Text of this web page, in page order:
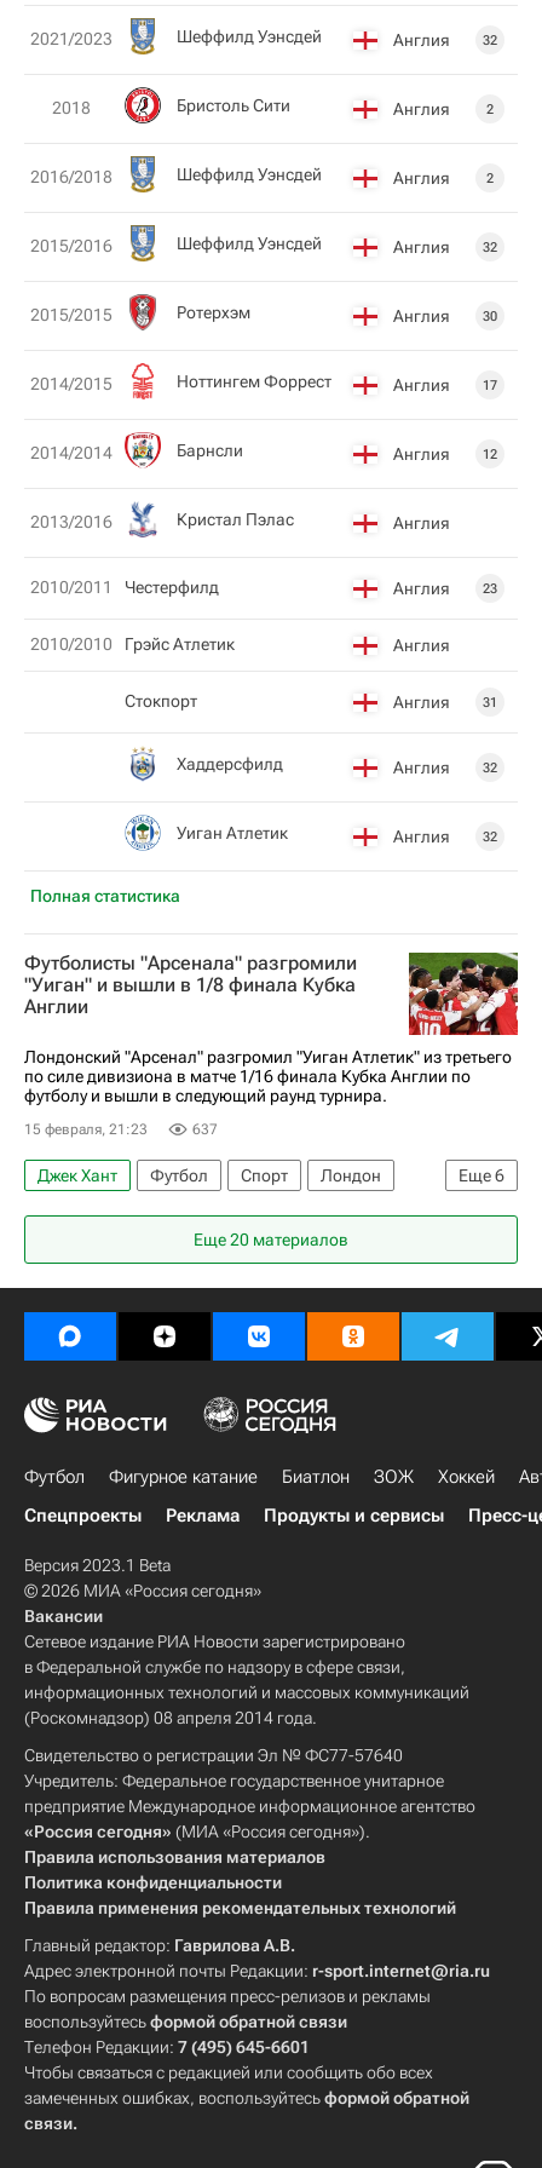
Полная статистика
2021/2023 Шеффилд Уэнсдей Англия 32
2018 Бристоль Сити Англия 2
2016/2018 Шеффилд Уэнсдей Англия 2
2015/2016 Шеффилд Уэнсдей Англия 32
2015/2015 Ротерхэм Англия 30
2014/2015 Ноттингем Форрест Англия 17
2014/2014 Барнсли Англия 12
2013/2016 Кристал Пэлас Англия
2010/2011 Честерфилд Англия 23
2010/2010 Грэйс Атлетик Англия
Стокпорт Англия 31
Хаддерсфилд Англия 32
Уиган Атлетик Англия 32
Футболисты "Арсенала" разгромили
"Уиган" и вышли в 1/8 финала Кубка
Англии
Лондонский "Арсенал" разгромил "Уиган Атлетик" из третьего
по силе дивизиона в матче 1/16 финала Кубка Англии по
футболу и вышли в следующий раунд турнира.
15 февраля, 21:23 637
Еще6
Джек Хант Футбол Спорт
Лондон
Габриэл Мартинелли
Габриэль Жезус
Уиган Атлетик
Кристал Пэлас
Кубок Англии
Еще 20 материалов
Футбол Фигурное катание Биатлон ЗОЖ Хоккей
Спецпроекты
Реклама Продукты и сервисы Пресс-
Версия 2023.1 Beta
© 2026 МИА «Россия сегодня»
Вакансии
Сетевое издание РИА Новости зарегистрировано
в Федеральной службе по надзору в сфере связи,
информационных технологий и массовых коммуникаций
(Роскомнадзор) 08 апреля 2014 года.
Свидетельство о регистрации Эл № ФС77-57640
Учредитель: Федеральное государственное унитарное
предприятие Международное информационное агентство
«Россия сегодня» (МИА «Россия сегодня»).
Правила использования материалов
Политика конфиденциальности
Правила применения рекомендательных технологий
Главный редактор: Гаврилова А.В.
Адрес электронной почты Редакции: r-sport.internet@ria.ru
По вопросам размещения пресс-релизов и рекламы
воспользуйтесьформой обратной связи
Телефон Редакции: 7 (495) 645-6601
Чтобы связаться с редакцией или сообщить обо всех
замеченных ошибках, воспользуйтесьформой обратной
связи.